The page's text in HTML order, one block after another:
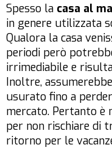
Spesso la casa al
in genere utilizzata
Qualora la casa
periodi però
irrimediabile e
Inoltre,
usurato fino a
mercato. Pertanto è
per non rischiare di
ritorno per le